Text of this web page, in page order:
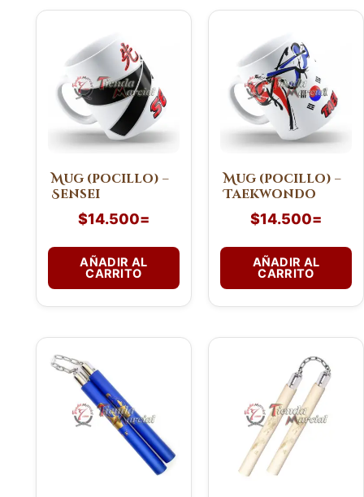
Mug (pocillo) –
Sensei
$14.500=
AÑADIR AL
CARRITO
Mug (pocillo) –
Taekwondo
$14.500=
AÑADIR AL
CARRITO